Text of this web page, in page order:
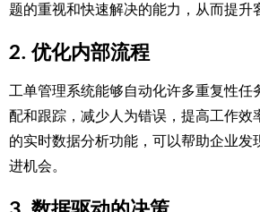
题的重视和快速解决的能力，从而提升
2. 优化内部流程
工单管理系统能够自动化许多重复性任
配和跟踪，减少人为错误，提高工作效
的实时数据分析功能，可以帮助企业发
进机会。